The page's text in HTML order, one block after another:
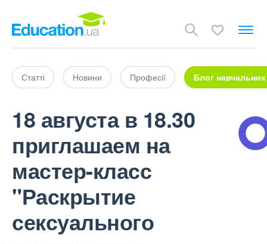
Статті Новини Професії Блог навчальних
18 августа в 18.30
приглашаем на
мастер-класс
"Раскрытие
сексуального